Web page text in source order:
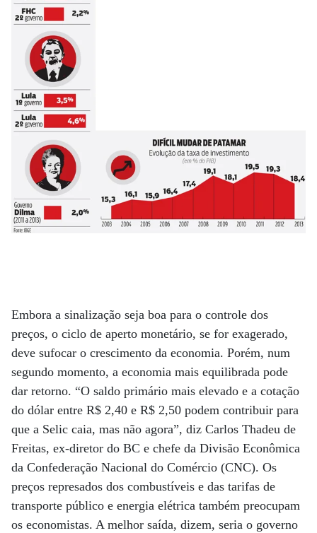
Embora a sinalização seja boa para o controle dos
preços, o ciclo de aperto monetário, se for exagerado,
deve sufocar o crescimento da economia. Porém, num
segundo momento, a economia mais equilibrada pode
dar retorno. “O saldo primário mais elevado e a cotação
do dólar entre R$ 2,40 e R$ 2,50 podem contribuir para
que a Selic caia, mas não agora”, diz Carlos Thadeu de
Freitas, ex-diretor do BC e chefe da Divisão Econômica
da Confederação Nacional do Comércio (CNC). Os
preços represados dos combustíveis e das tarifas de
transporte público e energia elétrica também preocupam
os economistas. A melhor saída, dizem, seria o governo